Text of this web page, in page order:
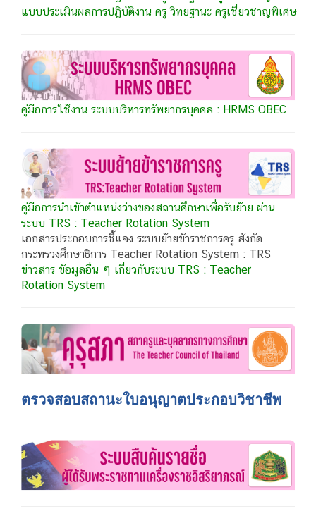
แบบประเมินผลการปฏิบัติงาน ครู วิทยฐานะ ครูเชี่ยวชาญพิเศษ
คู่มือการใช้งาน ระบบบริหารทรัพยากรบุคคล : HRMS OBEC
คู่มือการนำเข้าตำแหน่งว่างของสถานศึกษาเพื่อรับย้าย ผ่าน
ระบบ TRS : Teacher Rotation System
เอกสารประกอบการชี้แจง ระบบย้ายข้าราชการครู สังกัด
กระทรวงศึกษาธิการ Teacher Rotation System : TRS
ข่าวสาร ข้อมูลอื่น ๆ เกี่ยวกับระบบ TRS : Teacher
Rotation System
ตรวจสอบสถานะใบอนุญาตประกอบวิชาชีพ